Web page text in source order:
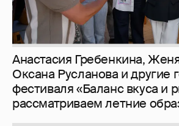
Анастасия Гребенкина,
Оксана Русланова и другие
фестиваля «Баланс вкуса и
рассматриваем летние